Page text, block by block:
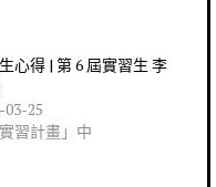
心得 | 第 6 屆實習生 李
03-25
習計畫」中